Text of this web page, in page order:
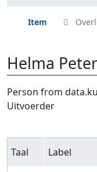
Item
Helma
Ga naar:navigatie,
Person from
Uitvoerder
Taal Label